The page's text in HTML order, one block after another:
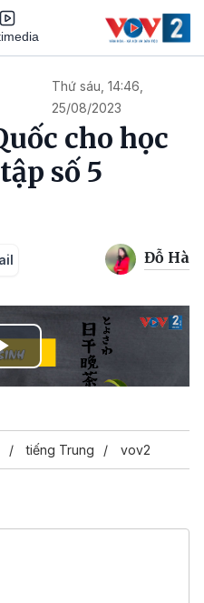
Thứ sáu, 14:46,
25/08/2023
cho học
số 5
Đỗ Hà
Play
tiếng Trung vov2